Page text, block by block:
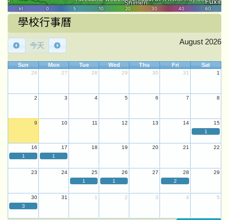
學校行事曆
今天 August 2026
Sun Mon Tue Wed Thu Fri Sat
26 27 28 29 30 31 1
2 3 4 5 6 7 8
9 10 11 12 13 14
15
1
16 17 18 19 20 21
22
1
1
23 24 25 26 27 28
29
1
1 2
30 31 1 2 3 4
5
3